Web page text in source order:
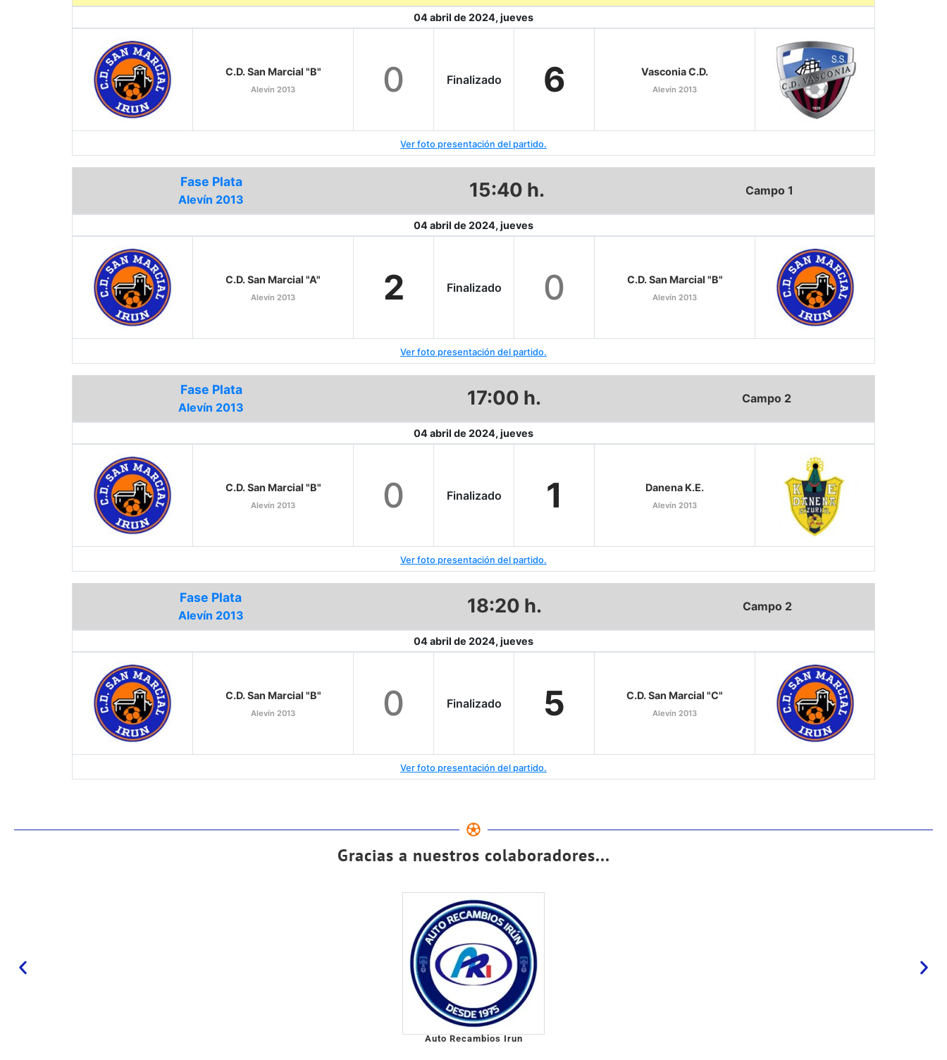
04 abril de 2024, jueves
C.D. San Marcial "B"
Alevín 2013 0 Finalizado 6 Vasconia C.D.
Alevín 2013
Ver foto presentación del partido.
Fase Plata
Alevín 2013 15:40 h. Campo 1
04 abril de 2024, jueves
C.D. San Marcial "A"
Alevín 2013 2 Finalizado 0 C.D. San Marcial "B"
Alevín 2013
Ver foto presentación del partido.
Fase Plata
Alevín 2013 17:00 h. Campo 2
04 abril de 2024, jueves
C.D. San Marcial "B"
Alevín 2013 0 Finalizado 1 Danena K.E.
Alevín 2013
Ver foto presentación del partido.
Fase Plata
Alevín 2013 18:20 h. Campo 2
04 abril de 2024, jueves
C.D. San Marcial "B"
Alevín 2013 0 Finalizado 5 C.D. San Marcial "C"
Alevín 2013
Ver foto presentación del partido.
Gracias a nuestros colaboradores...
Auto Recambios Irun